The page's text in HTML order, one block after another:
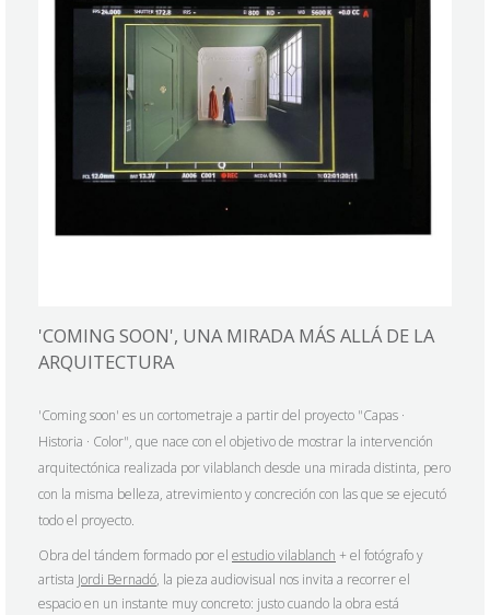
'COMING SOON', UNA MIRADA MÁS ALLÁ DE LA
ARQUITECTURA
'Coming soon' es un cortometraje a partir del proyecto "Capas ·
Historia · Color", que nace con el objetivo de mostrar la intervención
arquitectónica realizada por vilablanch desde una mirada distinta, pero
con la misma belleza, atrevimiento y concreción con las que se ejecutó
todo el proyecto.
Obra del tándem formado por el estudio vilablanch + el fotógrafo y
artista Jordi Bernadó, la pieza audiovisual nos invita a recorrer el
espacio en un instante muy concreto: justo cuando la obra está